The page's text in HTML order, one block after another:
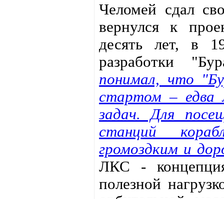
Челомей сдал
вернулся к
десять лет, в
разработки
понимал, что
стартом – едва
задач. Для
станций
громоздким и
ЛКС -
полезной